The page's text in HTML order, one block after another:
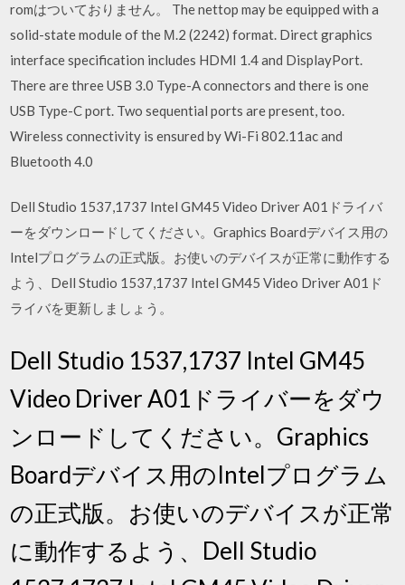
romはついておりません。 The nettop may be equipped with a
solid-state module of the М.2 (2242) format. Direct graphics
interface specification includes HDMI 1.4 and DisplayPort.
There are three USB 3.0 Type-A connectors and there is one
USB Type-C port. Two sequential ports are present, too.
Wireless connectivity is ensured by Wi-Fi 802.11ac and
Bluetooth 4.0
Dell Studio 1537,1737 Intel GM45 Video Driver A01ドライバ
ーをダウンロードしてください。Graphics Boardデバイス用の
Intelプログラムの正式版。お使いのデバイスが正常に動作する
よう、Dell Studio 1537,1737 Intel GM45 Video Driver A01ド
ライバを更新しましょう。
Dell Studio 1537,1737 Intel GM45
Video Driver A01ドライバーをダウ
ンロードしてください。Graphics
Boardデバイス用のIntelプログラム
の正式版。お使いのデバイスが正常
に動作するよう、Dell Studio